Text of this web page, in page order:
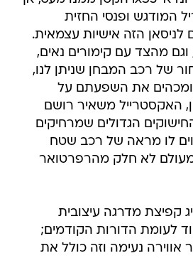
המודגש ופנסי החזית
הזה אישיות עצמאית.
מהצד עם קימורים נאים,
של רכב המבחן שניתן לנו,
ומכהים את השפעתם על
האקסטרייל משאיר רושם
הגדולים שמרחיקים
לו מראה של רכב שטח
לא חלק מהרפרטואר
קפיצת מדרגה עיצובית
לעומת הדורות הקודמים;
אווירה נעימה וזה כולל את